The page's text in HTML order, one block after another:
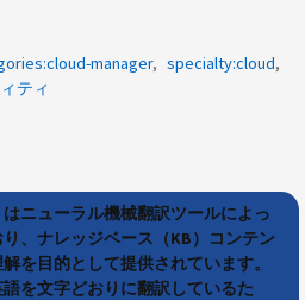
manager
specialty:cloud
ティ
ニューラル機械翻訳ツールによっ
、ナレッジベース（KB）コンテン
を目的として提供されています。
を文字どおりに翻訳しているた